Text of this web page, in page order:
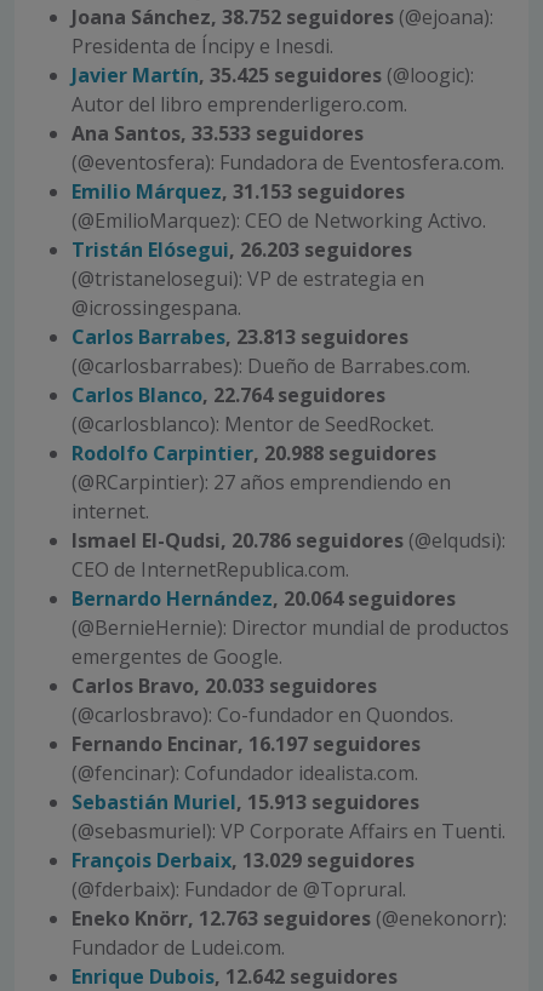
Joana Sánchez, 38.752 seguidores (@ejoana):
Presidenta de Íncipy e Inesdi.
Javier Martín, 35.425 seguidores (@loogic):
Autor del libro emprenderligero.com.
Ana Santos, 33.533 seguidores
(@eventosfera): Fundadora de Eventosfera.com.
Emilio Márquez, 31.153 seguidores
(@EmilioMarquez): CEO de Networking Activo.
Tristán Elósegui, 26.203 seguidores
(@tristanelosegui): VP de estrategia en
@icrossingespana.
Carlos Barrabes, 23.813 seguidores
(@carlosbarrabes): Dueño de Barrabes.com.
Carlos Blanco, 22.764 seguidores
(@carlosblanco): Mentor de SeedRocket.
Rodolfo Carpintier, 20.988 seguidores
(@RCarpintier): 27 años emprendiendo en
internet.
Ismael El-Qudsi, 20.786 seguidores (@elqudsi):
CEO de InternetRepublica.com.
Bernardo Hernández, 20.064 seguidores
(@BernieHernie): Director mundial de productos
emergentes de Google.
Carlos Bravo, 20.033 seguidores
(@carlosbravo): Co-fundador en Quondos.
Fernando Encinar, 16.197 seguidores
(@fencinar): Cofundador idealista.com.
Sebastián Muriel, 15.913 seguidores
(@sebasmuriel): VP Corporate Affairs en Tuenti.
François Derbaix, 13.029 seguidores
(@fderbaix): Fundador de @Toprural.
Eneko Knörr, 12.763 seguidores (@enekonorr):
Fundador de Ludei.com.
Enrique Dubois, 12.642 seguidores